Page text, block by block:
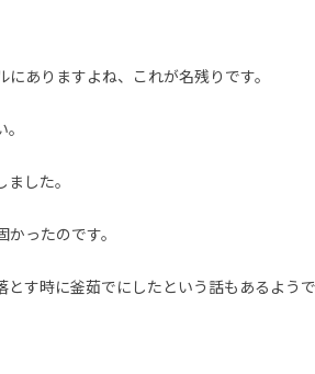
ありますよね、これが名残りです。
した。
ったのです。
とす時に釜茹でにしたという話もあるよう